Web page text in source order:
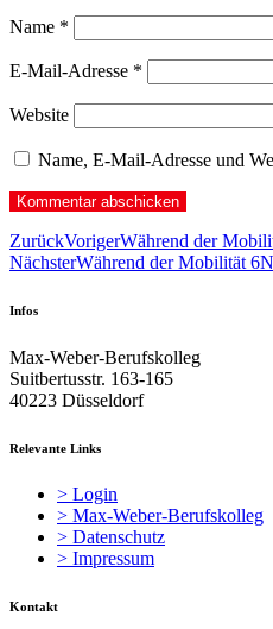
Name *
E-Mail-Adresse *
Website
Name, E-Mail-Adresse und
ZurückVorigerWährend der
NächsterWährend der Mobilität 6
Infos
Max-Weber-Berufskolleg
Suitbertusstr. 163-165
40223 Düsseldorf
Relevante Links
> Login
> Max-Weber-Berufskolleg
> Datenschutz
> Impressum
Kontakt